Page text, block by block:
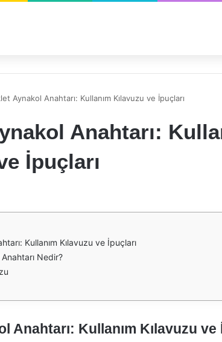
Aynakol Anahtarı: Kullanım Kılavuzu ve İpuçları
Anahtarı:
İpuçları
Kullanım Kılavuzu ve İpuçları
Nedir?
Anahtarı: Kullanım Kılavuzu ve